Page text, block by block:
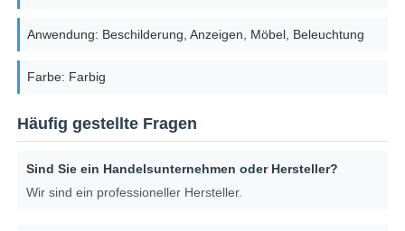
Anwendung: Beschilderung, Anzeigen, Möbel, Beleuchtung
Farbe: Farbig
Häufig gestellte Fragen
Sind Sie ein Handelsunternehmen oder Hersteller?
Wir sind ein professioneller Hersteller.